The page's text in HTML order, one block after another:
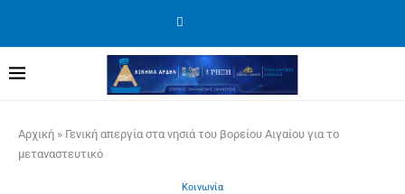
Αρχική » Γενική απεργία στα νησιά του βορείου Αιγαίου για το
μεταναστευτικό
Κοινωνία